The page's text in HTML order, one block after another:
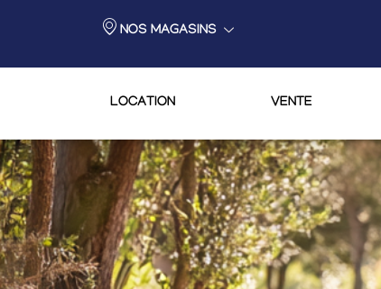
NOS MAGASINS
LOCATION VENTE